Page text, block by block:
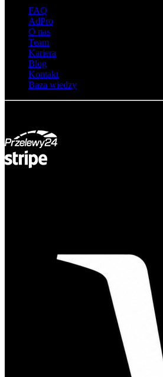
FAQ
AdPro
O nas
Team
Kariera
Blog
Kontakt
Baza wiedzy